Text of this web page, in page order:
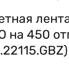
на 450